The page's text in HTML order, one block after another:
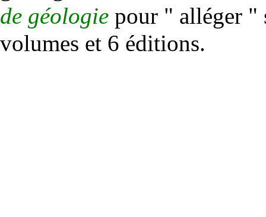
de géologie pour " alléger "
volumes et 6 éditions.